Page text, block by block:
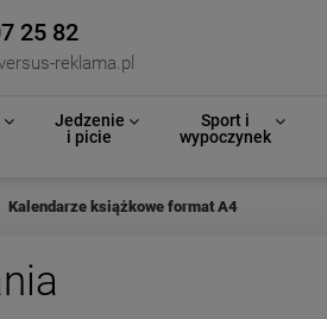
25 82
reklama.pl
Jedzenie
i picie
Sport i
wypoczynek
Kalendarze książkowe format A4